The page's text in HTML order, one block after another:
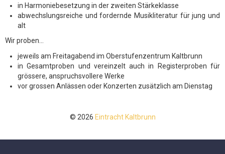
in Harmoniebesetzung in der zweiten Stärkeklasse
abwechslungsreiche und fordernde Musikliteratur für jung und
alt
Wir proben...
jeweils am Freitagabend im Oberstufenzentrum Kaltbrunn
in Gesamtproben und vereinzelt auch in Registerproben für
grössere, anspruchsvollere Werke
vor grossen Anlässen oder Konzerten zusätzlich am Dienstag
© 2026 Eintracht Kaltbrunn